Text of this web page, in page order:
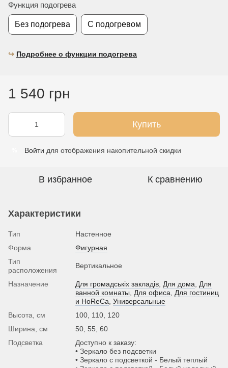
Функция подогрева
Без подогрева С подогревом
↪︎ Подробнее о функции подогрева
1 540 грн
Купить
Войти для отображения накопительной скидки
В избранное К сравнению
Характеристики
Тип
Настенное
Форма
Фигурная
Тип
расположения
Вертикальное
Назначение Для громадськіх закладів, Для дома, Для
ванной комнаты, Для офиса, Для гостиниц
и HoReCa, Универсальные
Высота, см
100, 110, 120
Ширина, см
50, 55, 60
Подсветка
Доступно к заказу:
• Зеркало без подсветки
• Зеркало с подсветкой - Белый теплый